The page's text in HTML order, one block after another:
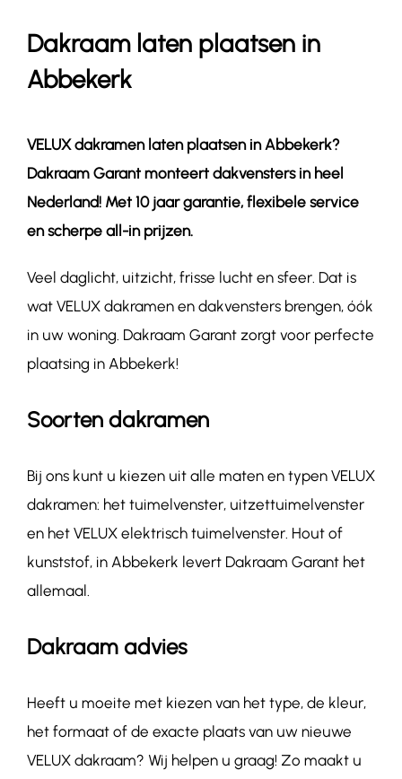
Dakraam laten plaatsen in
Abbekerk
VELUX dakramen laten plaatsen in Abbekerk?
Dakraam Garant monteert dakvensters in heel
Nederland! Met 10 jaar garantie, flexibele service
en scherpe all-in prijzen.
Veel daglicht, uitzicht, frisse lucht en sfeer. Dat is
wat VELUX dakramen en dakvensters brengen, óók
in uw woning. Dakraam Garant zorgt voor perfecte
plaatsing in Abbekerk!
Soorten dakramen
Bij ons kunt u kiezen uit alle maten en typen VELUX
dakramen: het tuimelvenster, uitzettuimelvenster
en het VELUX elektrisch tuimelvenster. Hout of
kunststof, in Abbekerk levert Dakraam Garant het
allemaal.
Dakraam advies
Heeft u moeite met kiezen van het type, de kleur,
het formaat of de exacte plaats van uw nieuwe
VELUX dakraam? Wij helpen u graag! Zo maakt u